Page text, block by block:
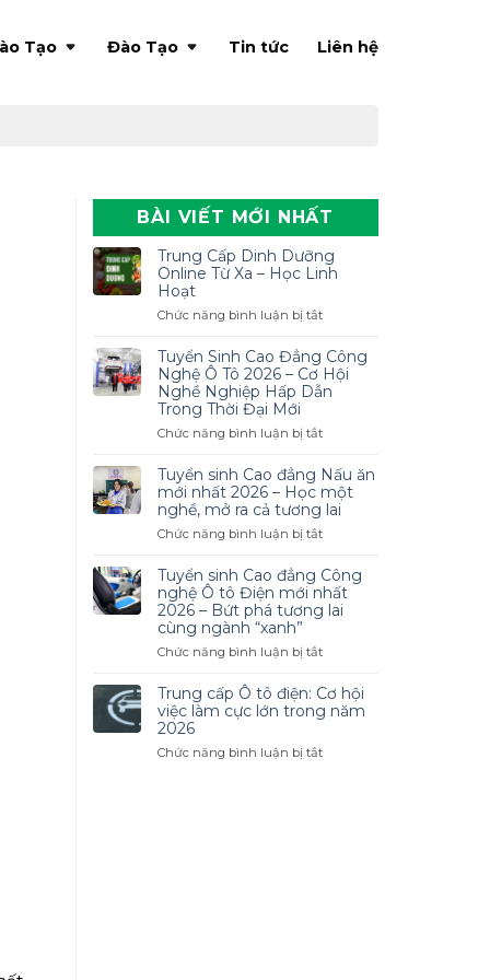
Tạo Đào Tạo Tin tức Liên hệ
BÀI VIẾT MỚI NHẤT
Trung Cấp Dinh Dưỡng
Online Từ Xa – Học Linh
Hoạt
Chức năng bình luận bị tắtở
Cấp
Dinh
Dưỡng
Học
Linh
Hoạt
Tuyển Sinh Cao Đẳng Công
Nghệ Ô Tô 2026 – Cơ Hội
Nghề Nghiệp Hấp Dẫn
Trong Thời Đại Mới
Chức năng bình luận bị tắtở
Sinh
Cao
Đẳng
Tô
2026
–
Hội
Nghiệp
Hấp
Trong
Tuyển sinh Cao đẳng Nấu ăn
mới nhất 2026 – Học một
nghề, mở ra cả tương lai
Chức năng bình luận bị tắtở
sinh
Cao
đẳng
2026
–
một
Tuyển sinh Cao đẳng Công
nghệ Ô tô Điện mới nhất
2026 – Bứt phá tương lai
cùng ngành “xanh”
Chức năng bình luận bị tắtở
sinh
Cao
Trung cấp Ô tô điện: Cơ hội
việc làm cực lớn trong năm
2026
Chức năng bình luận bị tắtở